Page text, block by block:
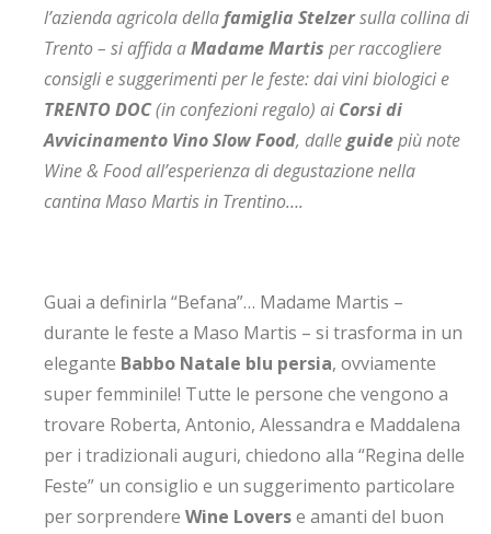
l’azienda agricola dellafamiglia Stelzersulla collina di
Trento – si affida aMadame Martis per raccogliere
consigli e suggerimenti per le feste: dai vini biologici e
TRENTO DOC(in confezioni regalo) ai Corsi di
Avvicinamento Vino Slow Food, dalleguidepiù note
Wine & Food all’esperienza di degustazione nella
cantina Maso Martis in Trentino….
Guai a definirla “Befana”… Madame Martis –
durante le feste a Maso Martis – si trasforma in un
elegante Babbo Natale blu persia, ovviamente
super femminile! Tutte le persone che vengono a
trovare Roberta, Antonio, Alessandra e Maddalena
per i tradizionali auguri, chiedono alla “Regina delle
Feste” un consiglio e un suggerimento particolare
per sorprendere Wine Loverse amanti del buon